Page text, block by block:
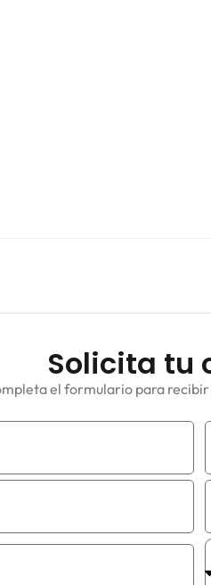
Solicita tu
el formulario para